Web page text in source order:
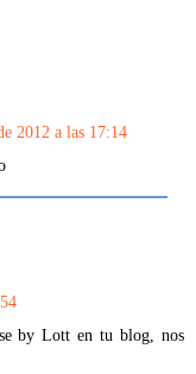
2012 a las 17:14
by Lott en tu blog, nos